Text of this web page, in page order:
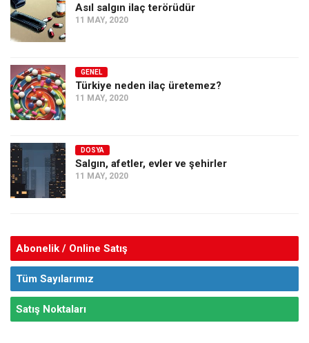
Asıl salgın ilaç terörüdür
11 MAY, 2020
GENEL
Türkiye neden ilaç üretemez?
11 MAY, 2020
DOSYA
Salgın, afetler, evler ve şehirler
11 MAY, 2020
Abonelik / Online Satış
Tüm Sayılarımız
Satış Noktaları